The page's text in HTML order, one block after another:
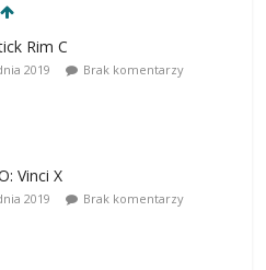
Rim C
2019 Brak komentarzy
Vinci X
2019 Brak komentarzy